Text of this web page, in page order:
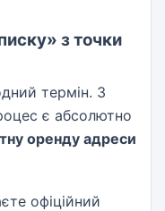
з точки
термін. З
є абсолютно
оренду адреси
офіційний